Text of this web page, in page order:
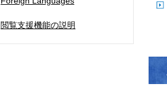
閲覧支援機能の説明